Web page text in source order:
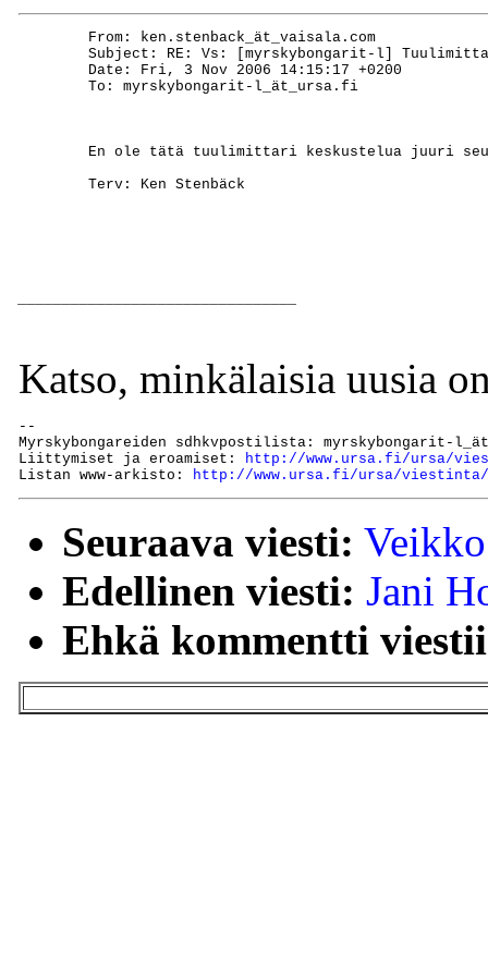
Katso, minkälaisia uusia
--
Myrskybongareiden sdhkvpostilista: myrskybongarit-
Liittymiset ja eroamiset:
http://www.ursa.fi/ursa/
Listan www-arkisto:
http://www.ursa.fi/ursa/viestinta/
Seuraava viesti:
Edellinen viesti: Jani
Ehkä kommentti